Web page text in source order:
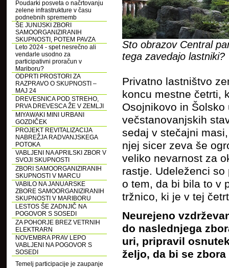
Poudarki posveta o načrtovanju
zelene infrastrukture v času
podnebnih sprememb
ŠE JUNIJSKI ZBORI
SAMOORGANIZIRANIH
SKUPNOSTI, POTEM PAVZA
Leto 2024 - spet nesrečno ali
vendarle usodno za
participativni proračun v
Mariboru?
ODPRTI PROSTORI ZA
RAZPRAVO O SKUPNOSTI –
MAJ 24
DREVESNICA POD STREHO,
PRVA DREVESCA ŽE V ZEMLJI
MIYAWAKI MINI URBANI
GOZDIČEK
PROJEKT REVITALIZACIJA
NABREŽJA RADVANJSKEGA
POTOKA
VABLJENI NA APRILSKI ZBOR V
SVOJI SKUPNOSTI
ZBORI SAMOORGANIZIRANIH
SKUPNOSTI V MARCU
VABILO NA JANUARSKE
ZBORE SAMOORGANIZIRANIH
SKUPNOSTI V MARIBORU
LESTOS ŠE ZADNJIČ NA
POGOVOR S SOSEDI
ZA POHORJE BREZ VETRNIH
ELEKTRARN
NOVEMBRA PRAV LEPO
VABLJENI NA POGOVOR S
SOSEDI
Temelj participacije je zaupanje
Sto obrazov Central
tega zavedajo lastniki?
Privatno lastništvo
koncu mestne četrti,
Osojnikovo in
večstanovanjskih
sedaj v stečajni
njej sicer zeva še
veliko nevarnost za
rastje. Udeleženci
o tem, da bi bila to v
tržnico, ki je v tej
Neurejeno
do naslednjega
uri, pripravil
željo, da bi se